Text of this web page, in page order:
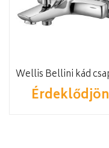
Érdeklődjön